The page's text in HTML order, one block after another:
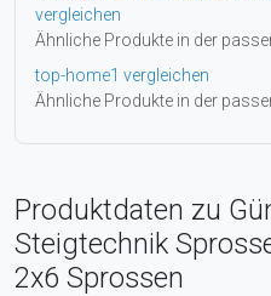
vergleichen
Ähnliche Produkte in der
top-home1 vergleichen
Ähnliche Produkte in der
Produktdaten zu
Steigtechnik
2x6 Sprossen